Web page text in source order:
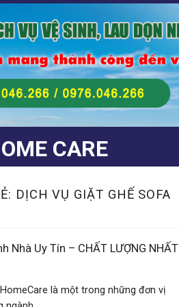
CARE
DỊCH VỤ GIẶT GHẾ SOFA
Nhà Uy Tín – CHẤT LƯỢNG NHẤT
là một trong những đơn vị